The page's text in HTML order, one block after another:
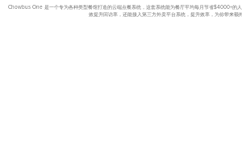
Chowbus One 是一个专为各种类型餐馆打造的云端点餐系统，这套系统能为餐厅平均每月节省$4000+的
效提升回访率，还能接入第三方外卖平台系统，提升效率，为你带来额